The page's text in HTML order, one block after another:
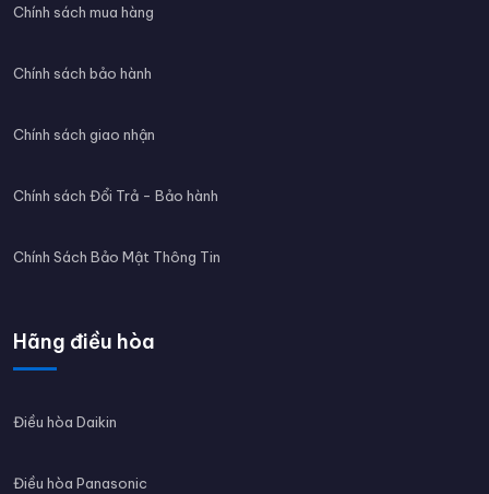
Chính sách mua hàng
Chính sách bảo hành
Chính sách giao nhận
Chính sách Đổi Trả - Bảo hành
Chính Sách Bảo Mật Thông Tin
Hãng điều hòa
Điều hòa Daikin
Điều hòa Panasonic